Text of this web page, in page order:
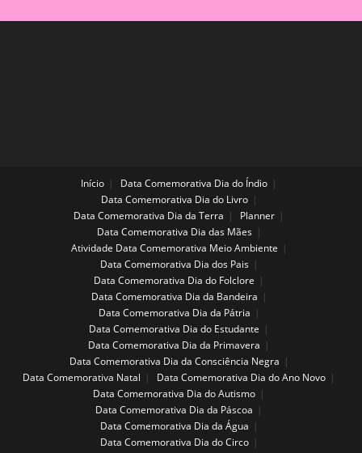
Início
Data Comemorativa Dia do Índio
Data Comemorativa Dia do Livro
Data Comemorativa Dia da Terra
Planner
Data Comemorativa Dia das Mães
Atividade Data Comemorativa Meio Ambiente
Data Comemorativa Dia dos Pais
Data Comemorativa Dia do Folclore
Data Comemorativa Dia da Bandeira
Data Comemorativa Dia da Pátria
Data Comemorativa Dia do Estudante
Data Comemorativa Dia da Primavera
Data Comemorativa Dia da Consciência Negra
Data Comemorativa Natal
Data Comemorativa Dia do Ano Novo
Data Comemorativa Dia do Autismo
Data Comemorativa Dia da Páscoa
Data Comemorativa Dia da Água
Data Comemorativa Dia do Circo